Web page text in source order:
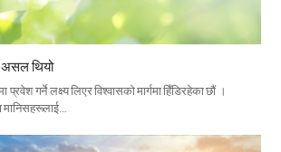
असल थियो
प्रवेश गर्ने लक्ष्य लिएर विश्वासको मार्गमा हिँडिरहेका छौं ।